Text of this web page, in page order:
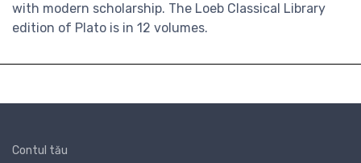
with modern scholarship. The Loeb Classical Library
edition of Plato is in 12 volumes.
Contul tău